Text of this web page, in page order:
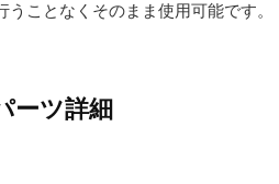
うことなくそのまま使用可能です。
ーツ詳細